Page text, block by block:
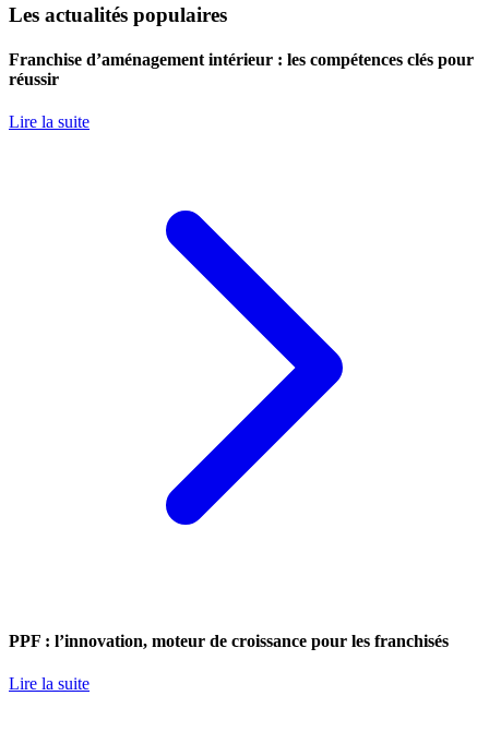
Les actualités populaires
Franchise d’aménagement intérieur : les compétences clés pour
réussir
Lire la suite
PPF : l’innovation, moteur de croissance pour les franchisés
Lire la suite